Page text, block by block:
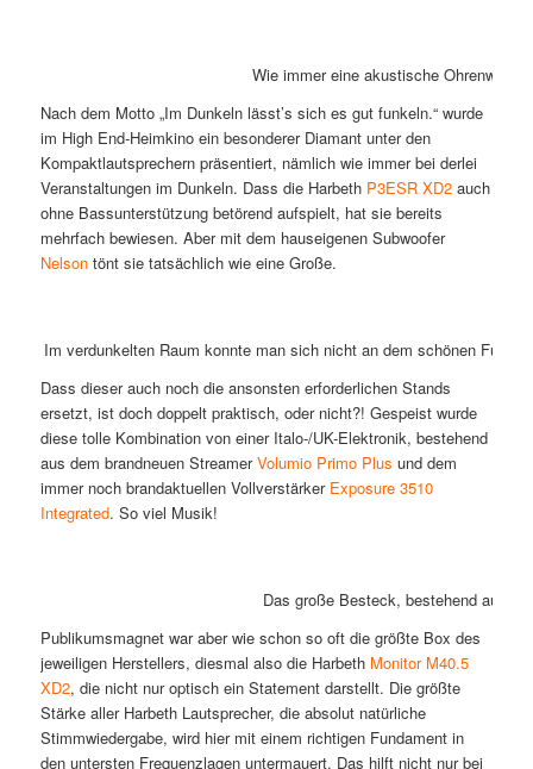
Wie immer eine akustische
Nach dem Motto „Im Dunkeln lässt’s sich es gut funkeln.“ wurde
im High End-Heimkino ein besonderer Diamant unter den
Kompaktlautsprechern präsentiert, nämlich wie immer bei derlei
Veranstaltungen im Dunkeln. Dass die Harbeth P3ESR XD2auch
ohne Bassunterstützung betörend aufspielt, hat sie bereits
mehrfach bewiesen. Aber mit dem hauseigenen Subwoofer
Nelsontönt sie tatsächlich wie eine Große.
Im verdunkelten Raum konnte man sich nicht an dem schönen
Dass dieser auch noch die ansonsten erforderlichen Stands
ersetzt, ist doch doppelt praktisch, oder nicht?! Gespeist wurde
diese tolle Kombination von einer Italo-/UK-Elektronik, bestehend
aus dem brandneuen StreamerVolumio Primo Plus und dem
immer noch brandaktuellen Vollverstärker Exposure 3510
Integrated. So viel Musik!
Das große Besteck, bestehend aus
Publikumsmagnet war aber wie schon so oft die größte Box des
jeweiligen Herstellers, diesmal also die Harbeth Monitor M40.5
XD2, die nicht nur optisch ein Statement darstellt. Die größte
Stärke aller Harbeth Lautsprecher, die absolut natürliche
Stimmwiedergabe, wird hier mit einem richtigen Fundament in
den untersten Frequenzlagen untermauert. Das hilft nicht nur bei